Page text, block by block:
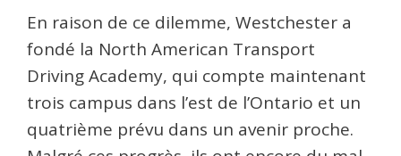
En raison de ce dilemme, Westchester a
fondé la North American Transport
Driving Academy, qui compte maintenant
trois campus dans l’est de l’Ontario et un
quatrième prévu dans un avenir proche.